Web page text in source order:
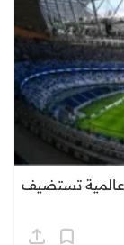
عالمية تستضيف